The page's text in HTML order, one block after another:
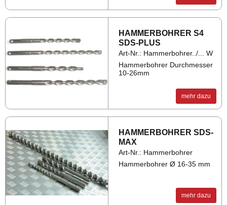
HAM­MER­BOH­RER S4
SDS-PLUS
Art-Nr.: Hammerbohrer../... W
Hammerbohrer Durchmesser
10-26mm
mehr dazu
HAM­MER­BOH­RER SDS-
MAX
Art-Nr.: Hammerbohrer
Hammerbohrer Ø 16-35 mm
mehr dazu